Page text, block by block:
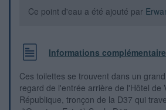
Ce point d'eau a été ajouté par
Informations
Ces toilettes se trouvent dans un
regard de l'entrée arrière de l'Hôtel de
République, tronçon de la D37 qui